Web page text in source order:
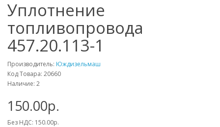
Уплотнение
топливопровода
457.20.113-1
Производитель: Юждизельмаш
Код Товара: 20660
Наличие: 2
150.00р.
Без НДС: 150.00р.